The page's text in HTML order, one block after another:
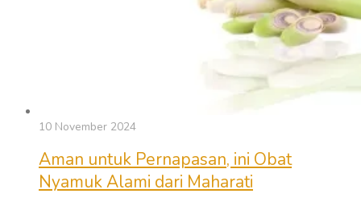
10 November 2024
Aman untuk Pernapasan, ini Obat
Nyamuk Alami dari Maharati